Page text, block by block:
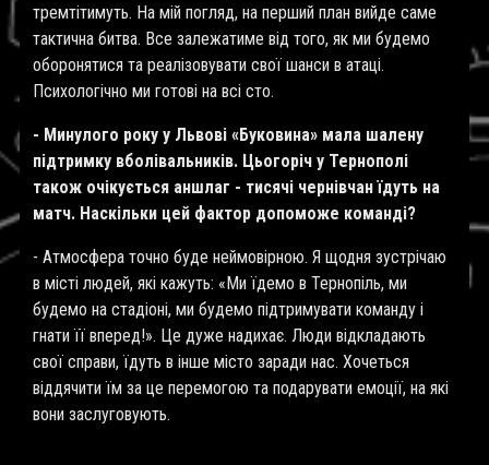
тремтітимуть. На мій погляд, на перший план вийде саме
тактична битва. Все залежатиме від того, як ми будемо
оборонятися та реалізовувати свої шанси в атаці.
Психологічно ми готові на всі сто.
- Минулого року у Львові «Буковина» мала шалену
підтримку вболівальників. Цьогоріч у Тернополі
також очікується аншлаг - тисячі чернівчан їдуть на
матч. Наскільки цей фактор допоможе команді?
- Атмосфера точно буде неймовірною. Я щодня зустрічаю
в місті людей, які кажуть: «Ми їдемо в Тернопіль, ми
будемо на стадіоні, ми будемо підтримувати команду і
гнати її вперед!». Це дуже надихає. Люди відкладають
свої справи, їдуть в інше місто заради нас. Хочеться
віддячити їм за це перемогою та подарувати емоції, на які
вони заслуговують.